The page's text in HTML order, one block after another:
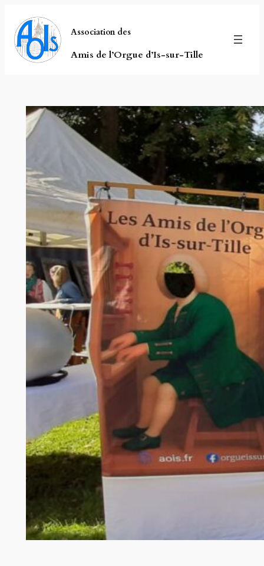
contenu
Association des
Amis de l’Orgue d’Is-sur-Tille